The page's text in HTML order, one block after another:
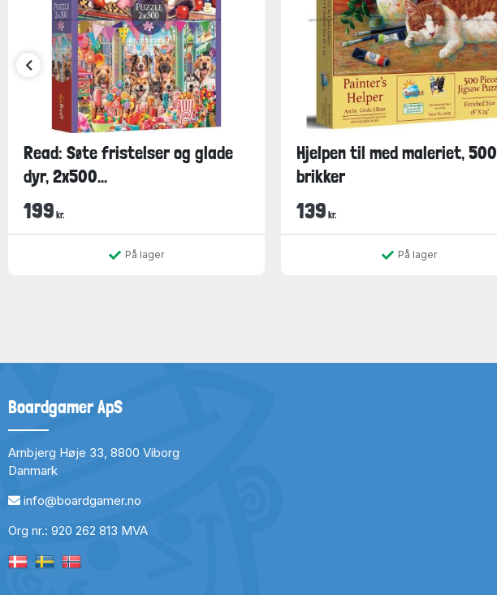
Read: Søte fristelser og glade
dyr, 2x500...
199 kr.
På lager
Hjelpen til med maleriet, 500
brikker
139 kr.
På lager
Boardgamer ApS
Arnbjerg Høje 33, 8800 Viborg
Danmark
info@boardgamer.no
Org nr.: 920 262 813 MVA